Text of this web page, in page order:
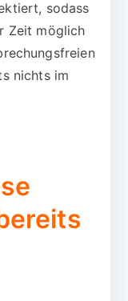
sodass
Zeit möglich
nichts im